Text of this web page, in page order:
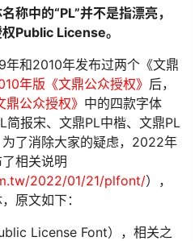
称中的“PL”并不是指漂亮，
Public License。
和2010年发布过两个《文鼎
年版《文鼎公众授权》 后，
公众授权》 中的四款字体
简报宋、文鼎PL中楷、文鼎PL
了消除大家的疑虑，2022年
相关说明
2022/01/21/plfont/），
原文如下：
License Font），相关之